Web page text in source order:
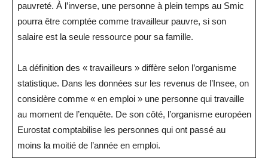
pauvreté. À l’inverse, une personne à plein temps au Smic
pourra être comptée comme travailleur pauvre, si son
salaire est la seule ressource pour sa famille.
La définition des « travailleurs » diffère selon l’organisme
statistique. Dans les données sur les revenus de l’Insee, on
considère comme « en emploi » une personne qui travaille
au moment de l’enquête. De son côté, l’organisme européen
Eurostat comptabilise les personnes qui ont passé au
moins la moitié de l’année en emploi.